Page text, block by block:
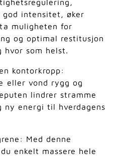
intensitet, øker
muligheten for
og optimal restitusjon
hvor som helst.
kontorkropp:
eller vond rygg og
lindrer stramme
ny energi til hverdagens
Med denne
enkelt massere hele